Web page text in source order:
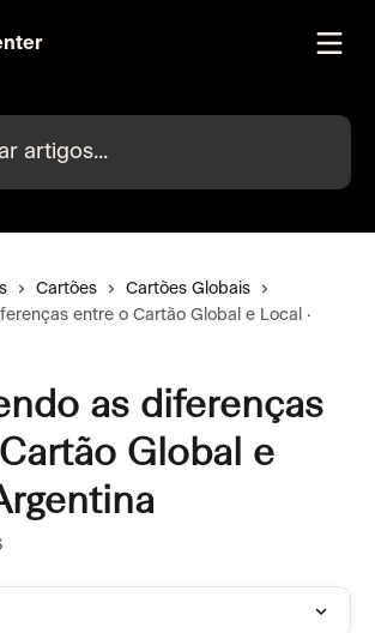
Cartões
Cartões Globais
entre o Cartão Global e Local ·
as diferenças
Global e